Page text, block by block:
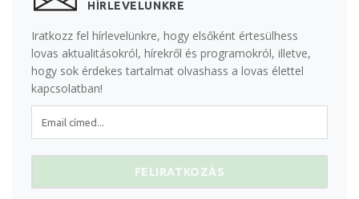
HÍRLEVELÜNKRE
Iratkozz fel hírlevelünkre, hogy elsőként értesülhess
lovas aktualitásokról, hírekről és programokról, illetve,
hogy sok érdekes tartalmat olvashass a lovas élettel
kapcsolatban!